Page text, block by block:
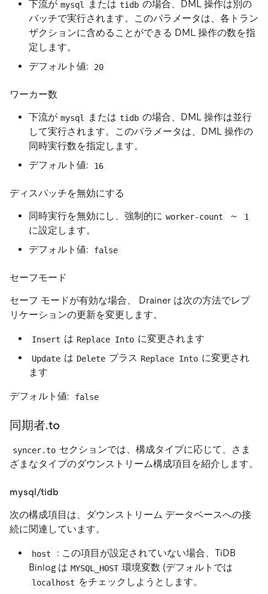
下流が mysql または tidb の場合、DML 操作は別の
バッチで実行されます。このパラメータは、各トラン
ザクションに含めることができる DML 操作の数を指
定します。
デフォルト値:
20
ワーカー数
下流が mysql または tidb の場合、DML 操作は並行
して実行されます。このパラメータは、DML 操作の
同時実行数を指定します。
デフォルト値:
16
ディスパッチを無効にする
同時実行を無効にし、強制的に worker-count ～ 1
に設定します。
デフォルト値:
false
セーフモード
セーフ モードが有効な場合、 Drainer は次の方法でレプ
リケーションの更新を変更します。
Insert は Replace Into に変更されます
Update は Delete プラス Replace Into に変更され
ます
デフォルト値: false
同期者.to
syncer.to セクションでは、構成タイプに応じて、さま
ざまなタイプのダウンストリーム構成項目を紹介します。
mysql/tidb
次の構成項目は、ダウンストリーム データベースへの接
続に関連しています。
host
: この項目が設定されていない場合、TiDB
Binlog は MYSQL_HOST 環境変数 (デフォルトでは
localhost をチェックしようとします。